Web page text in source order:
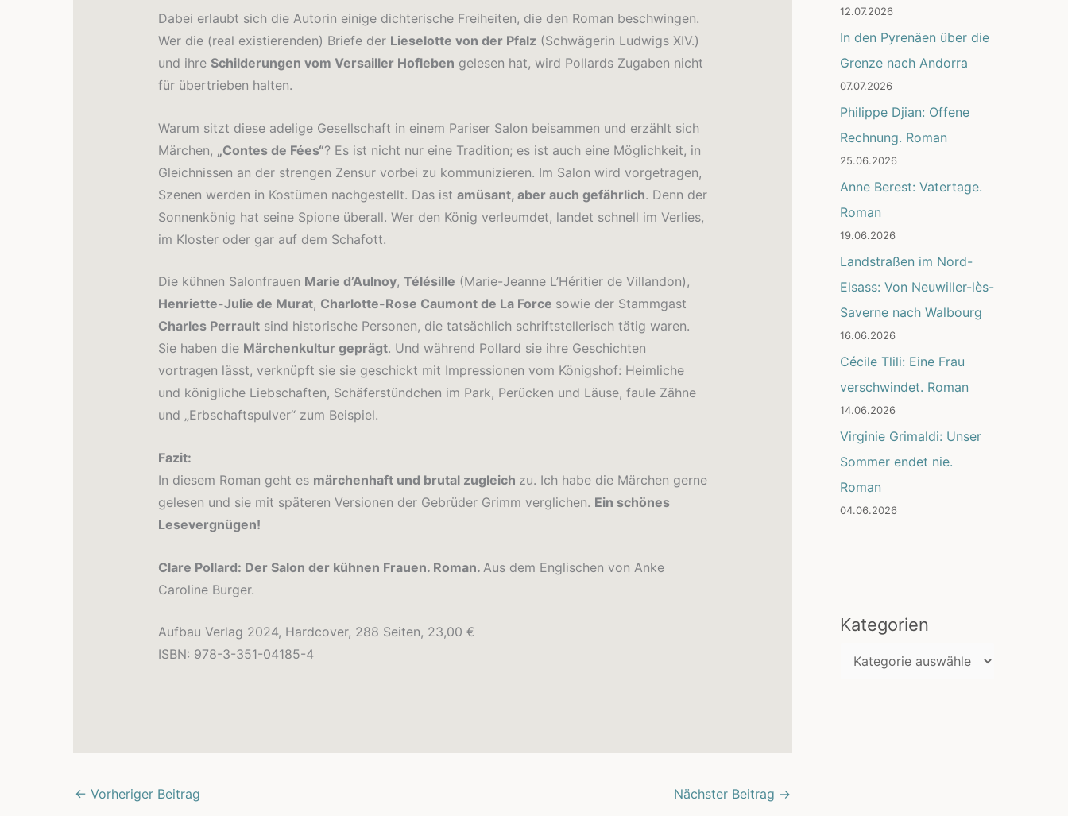
Dabei erlaubt sich die Autorin einige dichterische Freiheiten, die den Roman beschwingen.
Wer die (real existierenden) Briefe der Lieselotte von der Pfalz(Schwägerin Ludwigs XIV.)
und ihre Schilderungen vom Versailler Hofleben gelesen hat, wird Pollards Zugaben nicht
für übertrieben halten.
Warum sitzt diese adelige Gesellschaft in einem Pariser Salon beisammen und erzählt sich
Märchen, „Contes de Fées“? Es ist nicht nur eine Tradition; es ist auch eine Möglichkeit, in
Gleichnissen an der strengen Zensur vorbei zu kommunizieren. Im Salon wird vorgetragen,
Szenen werden in Kostümen nachgestellt. Das ist amüsant, aber auch gefährlich. Denn der
Sonnenkönig hat seine Spione überall. Wer den König verleumdet, landet schnell im Verlies,
im Kloster oder gar auf dem Schafott.
Die kühnen Salonfrauen Marie d’Aulnoy, Télésille (Marie-Jeanne L’Héritier de Villandon),
Henriette-Julie de Murat, Charlotte-Rose Caumont de La Force sowie der Stammgast
Charles Perraultsind historische Personen, die tatsächlich schriftstellerisch tätig waren.
Sie haben die Märchenkultur geprägt. Und während Pollard sie ihre Geschichten
vortragen lässt, verknüpft sie sie geschickt mit Impressionen vom Königshof: Heimliche
und königliche Liebschaften, Schäferstündchen im Park, Perücken und Läuse, faule Zähne
und „Erbschaftspulver“ zum Beispiel.
Fazit:
In diesem Roman geht es märchenhaft und brutal zugleich zu. Ich habe die Märchen gerne
gelesen und sie mit späteren Versionen der Gebrüder Grimm verglichen. Ein schönes
Lesevergnügen!
Clare Pollard: Der Salon der kühnen Frauen. Roman. Aus dem Englischen von Anke
Caroline Burger.
Aufbau Verlag 2024, Hardcover, 288 Seiten, 23,00 €
ISBN: 978-3-351-04185-4
← Vorheriger Beitrag Nächster Beitrag →
12.07.2026
In den Pyrenäen über die
Grenze nach Andorra
07.07.2026
Philippe Djian: Offene
Rechnung. Roman
25.06.2026
Anne Berest: Vatertage.
Roman
19.06.2026
Landstraßen im Nord-
Elsass: Von Neuwiller-lès-
Saverne nach Walbourg
16.06.2026
Cécile Tlili: Eine Frau
verschwindet. Roman
14.06.2026
Virginie Grimaldi: Unser
Sommer endet nie.
Roman
04.06.2026
Kategorien